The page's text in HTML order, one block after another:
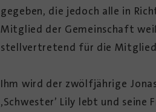
gegeben, die jedoch alle in
Mitglied der Gemeinschaft
stellvertretend für die
Ihm wird der zwölfjährige
‚Schwester’ Lily lebt und